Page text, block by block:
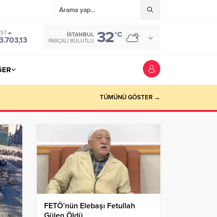
İSTANBUL
PARÇALI BULUTLU 32°C
TÜMÜNÜ GÖSTER →
FETÖ’nün Elebaşı Fetullah